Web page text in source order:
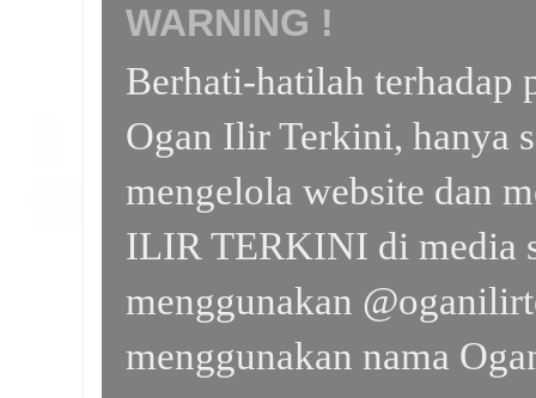
WARNING !
Berhati-hatilah terhadap
Ogan Ilir Terkini, hanya
mengelola website dan
ILIR TERKINI di media
menggunakan
menggunakan nama